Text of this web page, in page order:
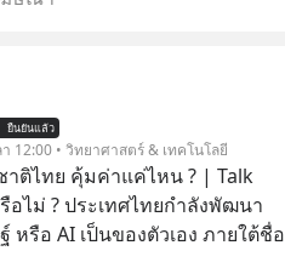
ยืนยันแล้ว
า 12:00 • วิทยาศาสตร์ & เทคโนโลยี
ติไทย คุ้มค่าแค่ไหน ? | Talk
ไม่ ? ประเทศไทยกำลังพัฒนา
รือ AI เป็นของตัวเอง ภายใต้ชื่อ